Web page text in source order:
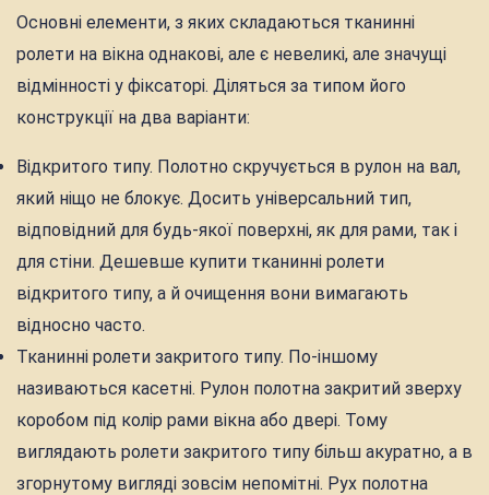
Основні елементи, з яких складаються тканинні
ролети на вікна однакові, але є невеликі, але значущі
відмінності у фіксаторі. Діляться за типом його
конструкції на два варіанти:
Відкритого типу. Полотно скручується в рулон на вал,
який ніщо не блокує. Досить універсальний тип,
відповідний для будь-якої поверхні, як для рами, так і
для стіни. Дешевше купити тканинні ролети
відкритого типу, а й очищення вони вимагають
відносно часто.
Тканинні ролети закритого типу. По-іншому
називаються касетні. Рулон полотна закритий зверху
коробом під колір рами вікна або двері. Тому
виглядають ролети закритого типу більш акуратно, а в
згорнутому вигляді зовсім непомітні. Рух полотна